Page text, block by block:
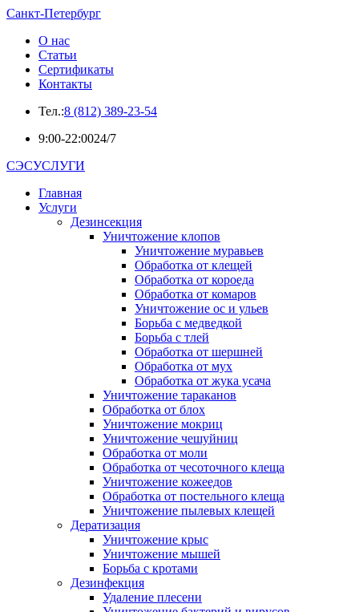
Санкт-Петербург
О нас
Статьи
Сертификаты
Контакты
Тел.:8 (812) 389-23-54
9:00-22:0024/7
СЭСУСЛУГИ
Главная
Услуги
Дезинсекция
Уничтожение клопов
Уничтожение муравьев
Обработка от клещей
Обработка от короеда
Обработка от комаров
Уничтожение ос и ульев
Борьба с медведкой
Борьба с тлей
Обработка от шершней
Обработка от мух
Обработка от жука усача
Уничтожение тараканов
Обработка от блох
Уничтожение мокриц
Уничтожение чешуйниц
Обработка от моли
Обработка от чесоточного клеща
Уничтожение кожеедов
Обработка от постельного клеща
Уничтожение пылевых клещей
Дератизация
Уничтожение крыс
Уничтожение мышей
Борьба с кротами
Дезинфекция
Удаление плесени